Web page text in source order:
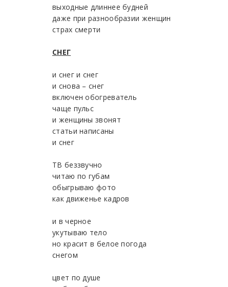
выходные длиннее будней
даже при разнообразии женщин
страх смерти
СНЕГ
и снег и снег
и снова – снег
включен обогреватель
чаще пульс
и женщины звонят
статьи написаны
и снег
ТВ беззвучно
читаю по губам
обыгрываю фото
как движенье кадров
и в черное
укутываю тело
но красит в белое погода
снегом
цвет по душе